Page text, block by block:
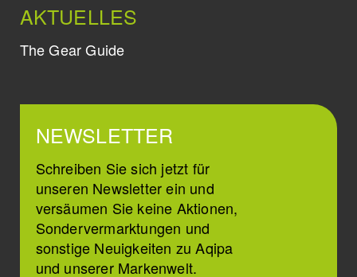
AKTUELLES
The Gear Guide
NEWSLETTER
Schreiben Sie sich jetzt für
unseren Newsletter ein und
versäumen Sie keine Aktionen,
Sondervermarktungen und
sonstige Neuigkeiten zu Aqipa
und unserer Markenwelt.